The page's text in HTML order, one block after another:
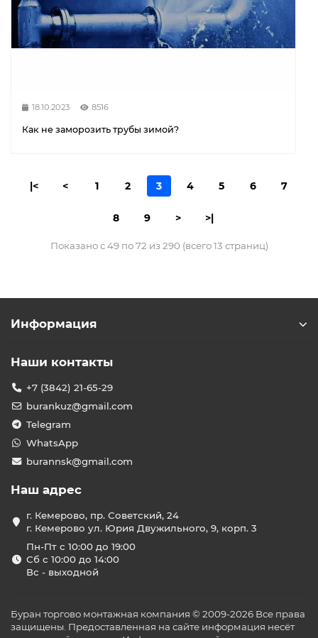
18.10.2023 8516
Как не заморозить трубы зимой?
|< < 1 2 3 4 5 6 7
8 9 > >|
Показано с 49 по 72 из 290 (всего 13 страниц)
Информация
Наши контакты
+7 (3842) 21-65-29
burankuz@gmail.com
Telegram
WhatsApp
burannsk@gmail.com
Наш адрес
г. Кемерово, пр. Советский, 24
г. Кемерово ул. Юрия Двужильного, 9, корп. 3
Пн-Пт с 10:00 до 19:00
Сб с 10:00 до 14:00
Вс - выходной
Буран торгово монтажная компания © 2009-2026 Все права
защищены. Предоставленная на сайте информация несёт